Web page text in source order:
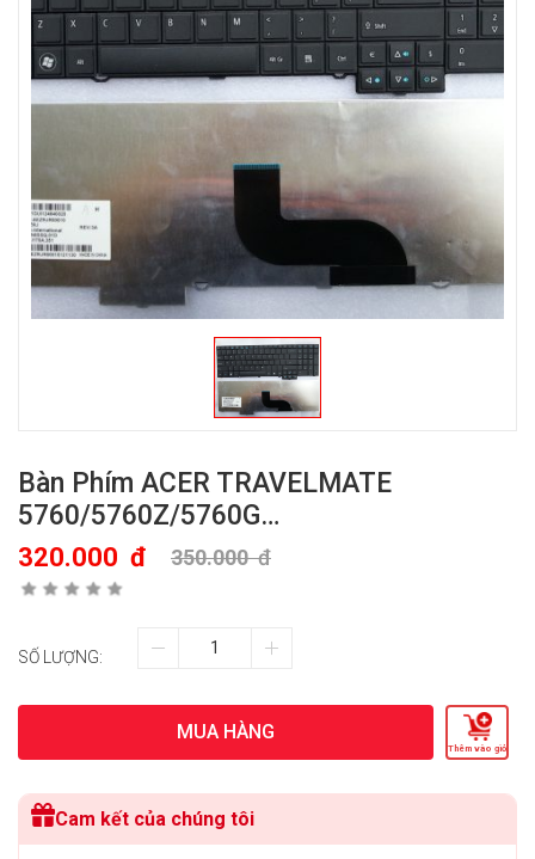
Bàn Phím ACER TRAVELMATE
5760/5760Z/5760G…
320.000 đ 350.000đ
SỐ LƯỢNG:
MUA HÀNG
Thêm vào giỏ
Cam kết của chúng tôi